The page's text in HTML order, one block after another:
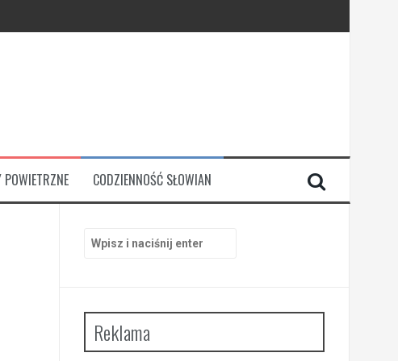
POWIETRZNE CODZIENNOŚĆ SŁOWIAN
Reklama